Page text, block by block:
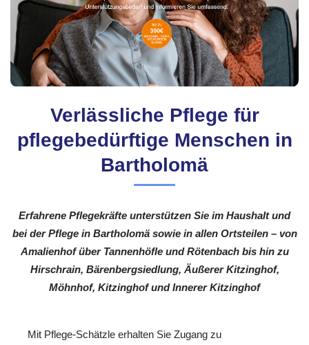
Verlässliche Pflege für
pflegebedürftige Menschen in
Bartholomä
Erfahrene Pflegekräfte unterstützen Sie im Haushalt und
bei der Pflege in Bartholomä sowie in allen Ortsteilen – von
Amalienhof über Tannenhöfle und Rötenbach bis hin zu
Hirschrain, Bärenbergsiedlung, Äußerer Kitzinghof,
Möhnhof, Kitzinghof und Innerer Kitzinghof
Mit Pflege-Schätzle erhalten Sie Zugang zu